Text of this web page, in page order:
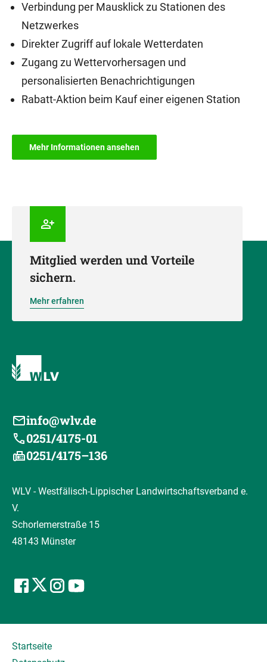
Verbindung per Mausklick zu Stationen des
Netzwerkes
Direkter Zugriff auf lokale Wetterdaten
Zugang zu Wettervorhersagen und
personalisierten Benachrichtigungen
Rabatt-Aktion beim Kauf einer eigenen Station
Mehr Informationen ansehen
Mitglied werden und Vorteile
sichern.
Mehr erfahren
info@wlv.de
0251/4175-01
0251/4175–136
WLV - Westfälisch-Lippischer Landwirtschaftsverband e.
V.
Schorlemerstraße 15
48143 Münster
Startseite